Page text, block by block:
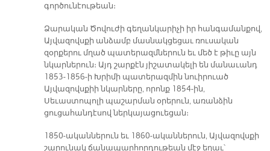
գործունէութեան։
Ձարական Ծովուժի գեղանկարիչի իր հանգամանքով,
Այվազովսքի անձամբ մասնակցեցաւ ռուսական
զօրքերու մղած պատերազմներուն եւ մեծ է թիւը այն
նկարներուն։ Այդ շարքէն յիշատակելի են մանաւանդ
1853-1856-ի Խրիմի պատերազմին նուիրուած
Այվազովսքիի նկարները, որոնք 1854-ին,
Սեւաստոպոլի պաշարման օրերուն, առանձին
ցուցահանդէսով ներկայացուեցան։
1850-ականներուն եւ 1860-ականներուն, Այվազովսքի
շարունակ ճանապարհորդութեան մէջ եղաւ՝